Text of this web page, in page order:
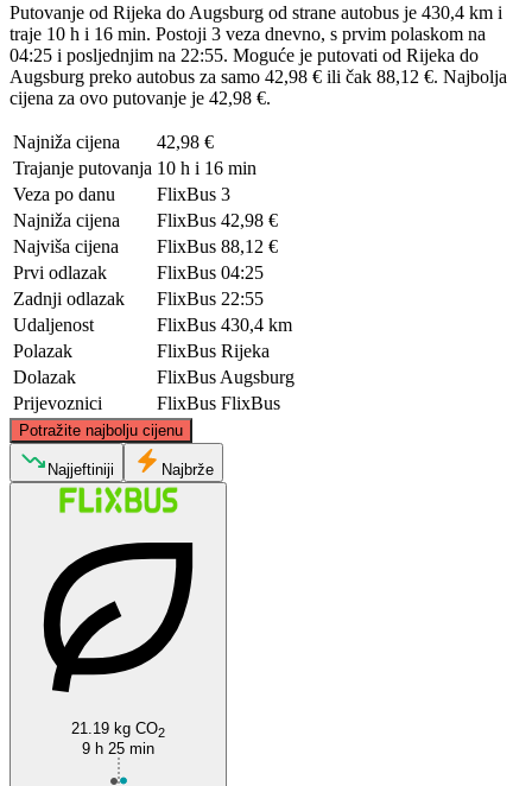
Putovanje od Rijeka do Augsburg od strane autobus je 430,4 km i
traje 10 h i 16 min. Postoji 3 veza dnevno, s prvim polaskom na
04:25 i posljednjim na 22:55. Moguće je putovati od Rijeka do
Augsburg preko autobus za samo 42,98 € ili čak 88,12 €. Najbolja
cijena za ovo putovanje je 42,98 €.
Najniža cijena
42,98 €
Trajanje putovanja 10 h i 16 min
Veza po danu
FlixBus 3
Najniža cijena
FlixBus 42,98 €
Najviša cijena
FlixBus 88,12 €
Prvi odlazak
FlixBus 04:25
Zadnji odlazak
FlixBus 22:55
Udaljenost
FlixBus 430,4 km
Polazak
FlixBus Rijeka
Dolazak
FlixBus Augsburg
Prijevoznici
FlixBus FlixBus
Potražite najbolju cijenu
Augsburg
©
Najjeftiniji Najbrže
21.19 kg CO2
9 h 25 min